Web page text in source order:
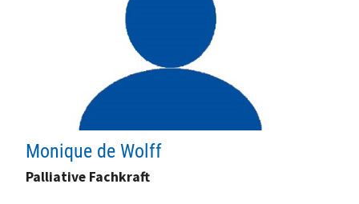
Monique de Wolff
Palliative Fachkraft